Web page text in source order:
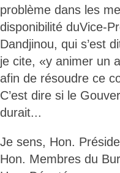
problème dans les
disponibilité duVice-
Dandjinou, qui s’est
je cite, «y animer un
afin de résoudre ce
C’est dire si le
durait...
Je sens, Hon.
Hon. Membres du